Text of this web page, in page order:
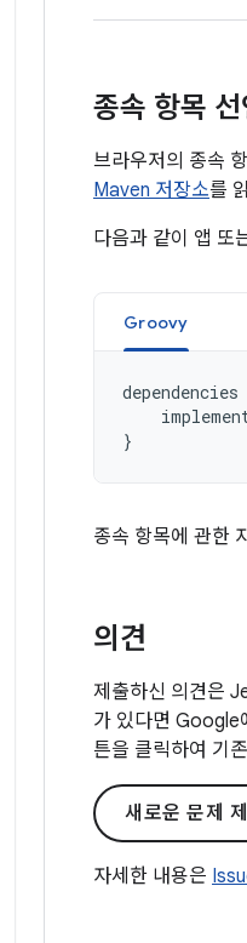
종속 항목 선
브라우저의 종속
Maven 저장소를
다음과 같이 앱 또
Groovy
dependencies
}
종속 항목에 관한
의견
제출하신 의견은
가 있다면 Google
튼을 클릭하여 기
새로운 문제
자세한 내용은